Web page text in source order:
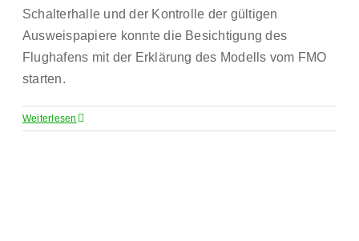
Schalterhalle und der Kontrolle der gültigen
Ausweispapiere konnte die Besichtigung des
Flughafens mit der Erklärung des Modells vom FMO
starten.
Weiterlesen